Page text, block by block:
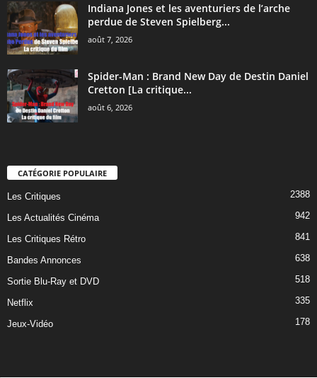
Indiana Jones et les aventuriers de l’arche
perdue de Steven Spielberg...
août 7, 2026
Spider-Man : Brand New Day de Destin Daniel
Cretton [La critique...
août 6, 2026
CATÉGORIE POPULAIRE
Les Critiques 2388
Les Actualités Cinéma 942
Les Critiques Rétro 841
Bandes Annonces 638
Sortie Blu-Ray et DVD 518
Netflix 335
Jeux-Vidéo 178